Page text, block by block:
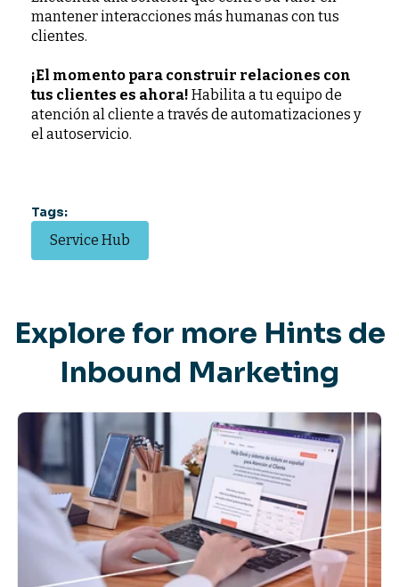
mantener interacciones más humanas con tus
clientes.
¡El momento para construir relaciones con
tus clientes es ahora! Habilita a tu equipo de
atención al cliente a través de automatizaciones y
el autoservicio.
Tags:
Service Hub
Explore for more Hints de
Inbound Marketing